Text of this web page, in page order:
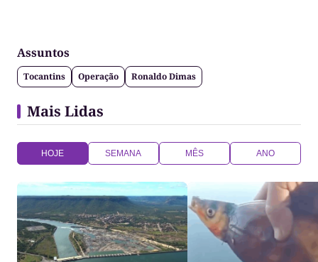
Assuntos
Tocantins Operação Ronaldo Dimas
Mais Lidas
HOJE SEMANA MÊS ANO